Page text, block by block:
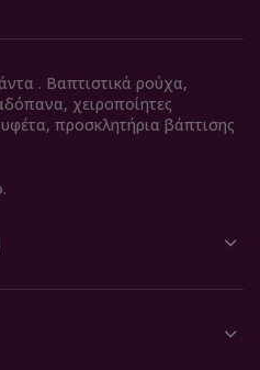
. Βαπτιστικά ρούχα,
χειροποίητες
προσκλητήρια βάπτισης